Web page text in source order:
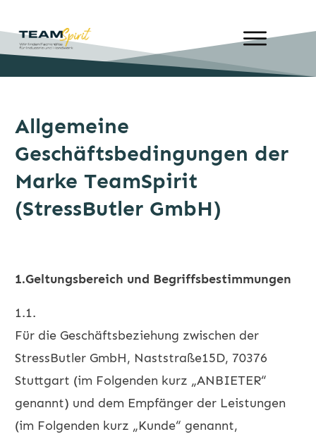
Allgemeine
Geschäftsbedingungen der
Marke TeamSpirit
(StressButler GmbH)
1.Geltungsbereich und Begriffsbestimmungen
1.1.
Für die Geschäftsbeziehung zwischen der
StressButler GmbH, Naststraße15D, 70376
Stuttgart (im Folgenden kurz „ANBIETER“
genannt) und dem Empfänger der Leistungen
(im Folgenden kurz „Kunde“ genannt,